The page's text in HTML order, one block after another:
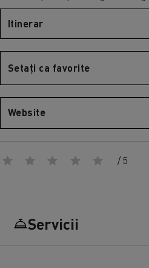
Itinerar
Setați ca favorite
Website
/ 5
Servicii